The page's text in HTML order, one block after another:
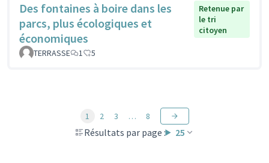
Des fontaines à boire dans les
parcs, plus écologiques et
économiques
Retenue par
le tri
citoyen
TERRASSE 1 5
Résultats par page : 25
1 2 3 … 8